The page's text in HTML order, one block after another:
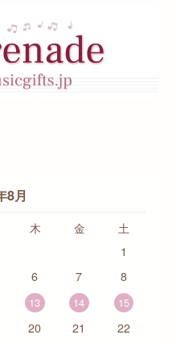
8月
木 金
土
1
6 7 8
13 14
15
20 21 22